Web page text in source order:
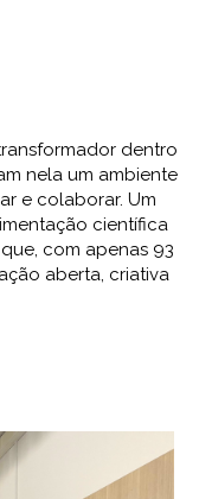
dentro
nela um ambiente
e colaborar. Um
científica
com apenas 93
aberta, criativa